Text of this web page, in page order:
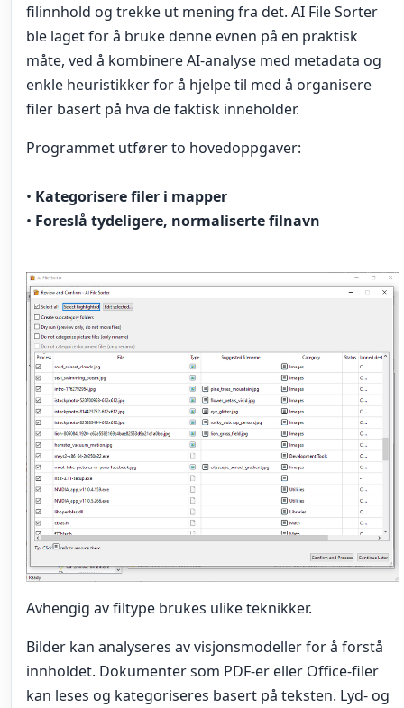
filinnhold og trekke ut mening fra det. AI File Sorter
ble laget for å bruke denne evnen på en praktisk
måte, ved å kombinere AI-analyse med metadata og
enkle heuristikker for å hjelpe til med å organisere
filer basert på hva de faktisk inneholder.
Programmet utfører to hovedoppgaver:
• Kategorisere filer i mapper
• Foreslå tydeligere, normaliserte filnavn
Avhengig av filtype brukes ulike teknikker.
Bilder kan analyseres av visjonsmodeller for å forstå
innholdet. Dokumenter som PDF-er eller Office-filer
kan leses og kategoriseres basert på teksten. Lyd- og